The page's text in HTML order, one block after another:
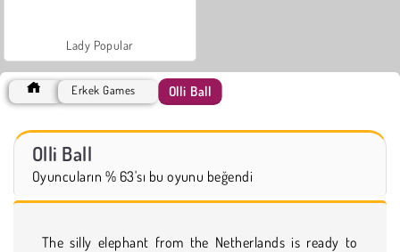
Lady Popular
Erkek Games Olli Ball
Olli Ball
Oyuncuların % 63'sı bu oyunu beğendi
The silly elephant from the Netherlands is ready to